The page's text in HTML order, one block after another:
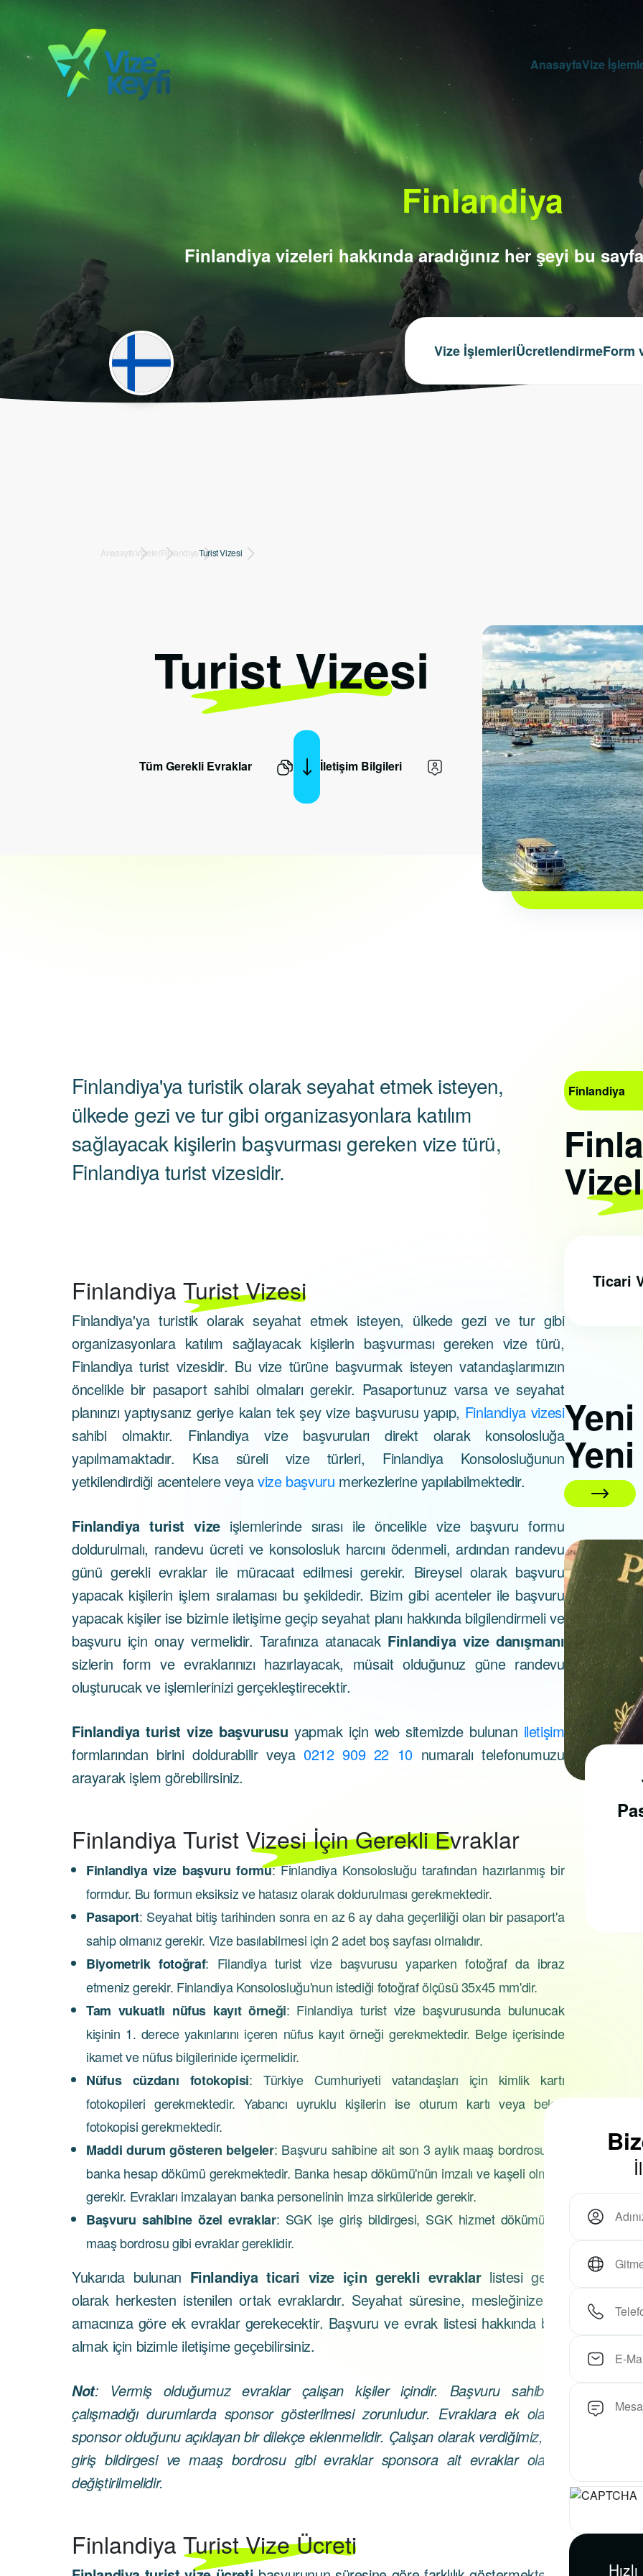
AnasayfaVize
Finlandiya
Finlandiya vizeleri hakkında aradığınız her şeyi bu
Vize İşlemleriÜcretlendirmeForm
AnasayfaVizelerFinlandiyaTurist Vizesi
Turist Vizesi
Tüm Gerekli Evraklar İletişim Bilgileri
Finlandiya'ya turistik olarak seyahat etmek isteyen,
ülkede gezi ve tur gibi organizasyonlara katılım
sağlayacak kişilerin başvurması gereken vize türü,
Finlandiya turist vizesidir.
FinlandiyaTurist Vizesi
Finlandiya'ya turistik olarak seyahat etmek isteyen, ülkede gezi ve tur gibi
organizasyonlara katılım sağlayacak kişilerin başvurması gereken vize türü,
Finlandiya turist vizesidir. Bu vize türüne başvurmak isteyen vatandaşlarımızın
öncelikle bir pasaport sahibi olmaları gerekir. Pasaportunuz varsa ve seyahat
planınızı yaptıysanız geriye kalan tek şey vize başvurusu yapıp, Finlandiya vizesi
sahibi olmaktır. Finlandiya vize başvuruları direkt olarak konsolosluğa
yapılmamaktadır. Kısa süreli vize türleri, Finlandiya Konsolosluğunun
yetkilendirdiği acentelere veyavize başvuru merkezlerine yapılabilmektedir.
Finlandiya turist vizeişlemlerinde sırası ile öncelikle vize başvuru formu
doldurulmalı, randevu ücreti ve konsolosluk harcını ödenmeli, ardından randevu
günü gerekli evraklar ile müracaat edilmesi gerekir. Bireysel olarak başvuru
yapacak kişilerin işlem sıralaması bu şekildedir. Bizim gibi acenteler ile başvuru
yapacak kişiler ise bizimle iletişime geçip seyahat planı hakkında bilgilendirmeli ve
başvuru için onay vermelidir. Tarafınıza atanacak Finlandiya vize danışmanı
sizlerin form ve evraklarınızı hazırlayacak, müsait olduğunuz güne randevu
oluşturucak ve işlemlerinizi gerçekleştirecektir.
Finlandiya turist vize başvurusu yapmak için web sitemizde bulunan iletişim
formlarından birini doldurabilir veya0212 909 22 10numaralı telefonumuzu
arayarak işlem görebilirsiniz.
FinlandiyaTurist Vizesi İçin Gerekli Evraklar
Finlandiya vize başvuru formu: Finlandiya Konsolosluğu tarafından hazırlanmış bir
formdur. Bu formun eksiksiz ve hatasız olarak doldurulması gerekmektedir.
Pasaport: Seyahat bitiş tarihinden sonra en az 6 ay daha geçerliliği olan bir pasaport'a
sahip olmanız gerekir. Vize basılabilmesi için 2 adet boş sayfası olmalıdır.
Biyometrik fotoğraf: Filandiya turist vize başvurusu yaparken fotoğraf da ibraz
etmeniz gerekir. Finlandiya Konsolosluğu'nun istediği fotoğraf ölçüsü 35x45 mm'dir.
Tam vukuatlı nüfus kayıt örneği: Finlandiya turist vize başvurusunda bulunucak
kişinin 1. derece yakınlarını içeren nüfus kayıt örneği gerekmektedir. Belge içerisinde
ikamet ve nüfus bilgilerinide içermelidir.
Nüfus cüzdanı fotokopisi: Türkiye Cumhuriyeti vatandaşları için kimlik kartı
fotokopileri gerekmektedir. Yabancı uyruklu kişilerin ise oturum kartı veya belge
fotokopisi gerekmektedir.
Maddi durum gösteren belgeler: Başvuru sahibine ait son 3 aylık maaş bordrosu ve
banka hesap dökümü gerekmektedir. Banka hesap dökümü'nün imzalı ve kaşeli olması
gerekir. Evrakları imzalayan banka personelinin imza sirküleride gerekir.
Başvuru sahibine özel evraklar: SGK işe giriş bildirgesi, SGK hizmet dökümü ve
maaş bordrosu gibi evraklar gereklidir.
Yukarıda bulunan Finlandiya ticari vize için gerekli evraklarlistesi genel
olarak herkesten istenilen ortak evraklardır. Seyahat süresine, mesleğinize ve
amacınıza göre ek evraklar gerekecektir. Başvuru ve evrak listesi hakkında bilgi
almak için bizimle iletişime geçebilirsiniz.
Not: Vermiş olduğumuz evraklar çalışan kişiler içindir. Başvuru sahibinin
çalışmadığı durumlarda sponsor gösterilmesi zorunludur. Evraklara ek olarak
sponsor olduğunu açıklayan bir dilekçe eklenmelidir. Çalışan olarak verdiğimiz, işe
giriş bildirgesi ve maaş bordrosu gibi evraklar sponsora ait evraklar olarak
değiştirilmelidir.
FinlandiyaTurist Vize Ücreti
Finlandiya
Ticari
Yeni
01 Nisan 2026
Pasaport almak için, ilk
olarak pasaport
randevusu almak
gerekmektedir...